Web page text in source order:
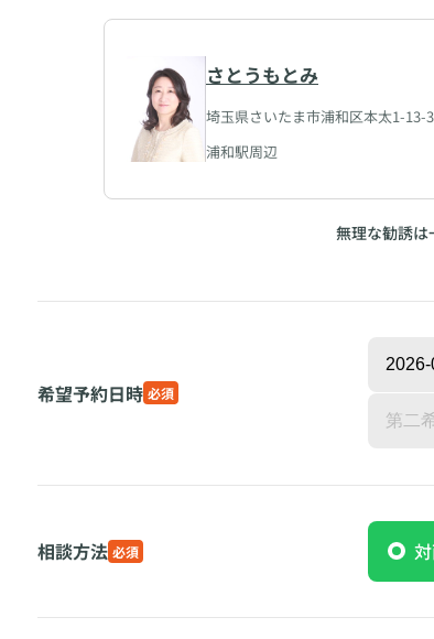
さとうもとみ
埼玉県さいたま市浦和区本太1-13-
浦和駅周辺
無理な勧誘は
希望予約日時 必須
相談方法 必須